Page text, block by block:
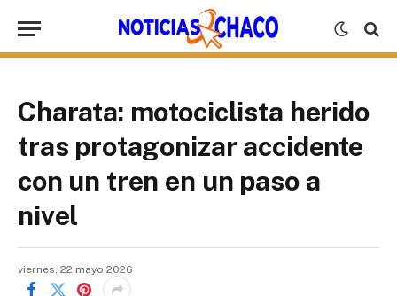
Charata: motociclista herido
tras protagonizar accidente
con un tren en un paso a
nivel
viernes, 22 mayo 2026